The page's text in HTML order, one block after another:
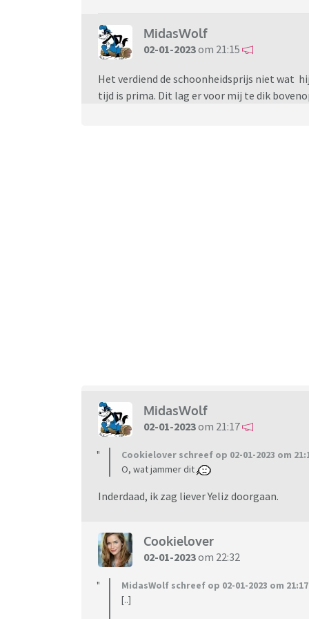
MidasWolf
02-01-2023om 21:15
Het verdiend de schoonheidsprijs niet wat
tijd is prima. Dit lag er voor mij te dik
MidasWolf
02-01-2023om 21:17
Cookielover schreef op 02-01-2023 om
O, wat jammer dit
Inderdaad, ik zag liever Yeliz doorgaan.
Cookielover
02-01-2023om 22:32
MidasWolf schreef op 02-01-2023 om
[..]